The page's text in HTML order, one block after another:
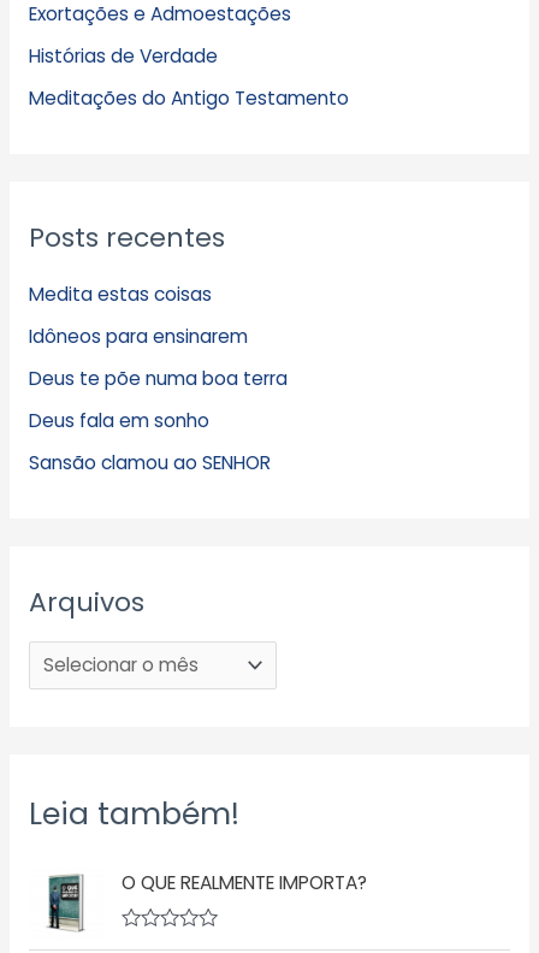
Exortações e Admoestações
Histórias de Verdade
Meditações do Antigo Testamento
Posts recentes
Medita estas coisas
Idôneos para ensinarem
Deus te põe numa boa terra
Deus fala em sonho
Sansão clamou ao SENHOR
Arquivos
v
o
s
Leia também!
O QUE REALMENTE IMPORTA?
A